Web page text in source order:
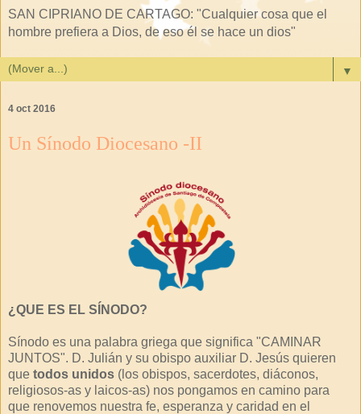
SAN CIPRIANO DE CARTAGO: "Cualquier cosa que el
hombre prefiera a Dios, de eso él se hace un dios"
▼
4 oct 2016
Un Sínodo Diocesano -II
¿QUE ES EL SÍNODO?
Sínodo es una palabra griega que significa "CAMINAR
JUNTOS". D. Julián y su obispo auxiliar D. Jesús quieren
que todos unidos (los obispos, sacerdotes, diáconos,
religiosos-as y laicos-as) nos pongamos en camino para
que renovemos nuestra fe, esperanza y caridad en el